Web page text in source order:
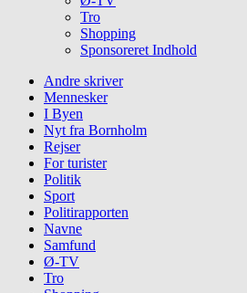
Tro
Shopping
Sponsoreret Indhold
Andre skriver
Mennesker
I Byen
Nyt fra Bornholm
Rejser
For turister
Politik
Sport
Politirapporten
Navne
Samfund
Ø-TV
Tro